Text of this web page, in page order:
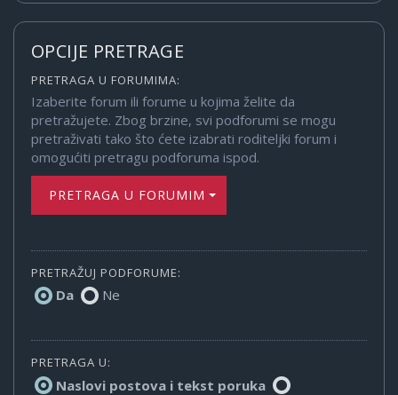
OPCIJE PRETRAGE
PRETRAGA U FORUMIMA:
Izaberite forum ili forume u kojima želite da
pretražujete. Zbog brzine, svi podforumi se mogu
pretraživati tako što ćete izabrati roditeljki forum i
omogućiti pretragu podforuma ispod.
PRETRAGA U FORUMIMA
PRETRAŽUJ PODFORUME:
Da Ne
PRETRAGA U:
Naslovi postova i tekst poruka